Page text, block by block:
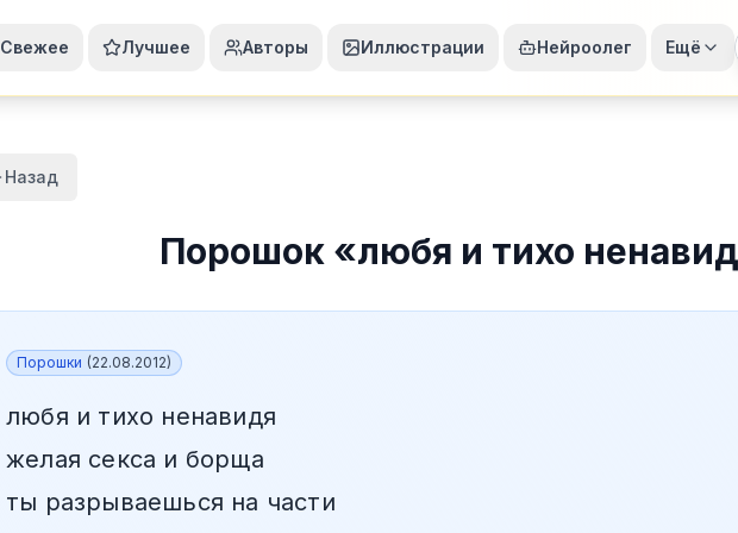
Свежее Лучшее Авторы Иллюстрации Нейроолег Ещё
Назад
Порошок «любя и тихо
Порошки (22.08.2012)
любя и тихо ненавидя
желая секса и борща
ты разрываешься на части